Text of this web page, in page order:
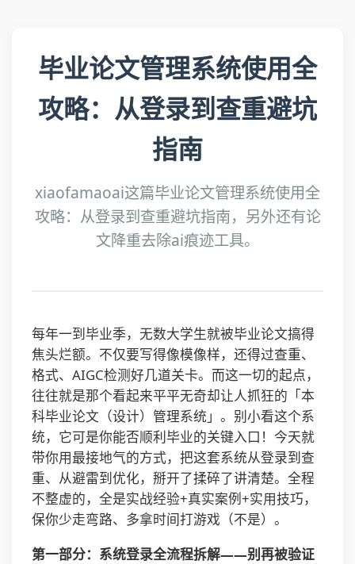
毕业论文管理系统使用全
攻略：从登录到查重避坑
指南
xiaofamaoai这篇毕业论文管理系统使用全
攻略：从登录到查重避坑指南，另外还有论
文降重去除ai痕迹工具。
每年一到毕业季，无数大学生就被毕业论文搞得
焦头烂额。不仅要写得像模像样，还得过查重、
格式、AIGC检测好几道关卡。而这一切的起点，
往往就是那个看起来平平无奇却让人抓狂的「本
科毕业论文（设计）管理系统」。别小看这个系
统，它可是你能否顺利毕业的关键入口！今天就
带你用最接地气的方式，把这套系统从登录到查
重、从避雷到优化，掰开了揉碎了讲清楚。全程
不整虚的，全是实战经验+真实案例+实用技巧，
保你少走弯路、多拿时间打游戏（不是）。
第一部分：系统登录全流程拆解——别再被验证